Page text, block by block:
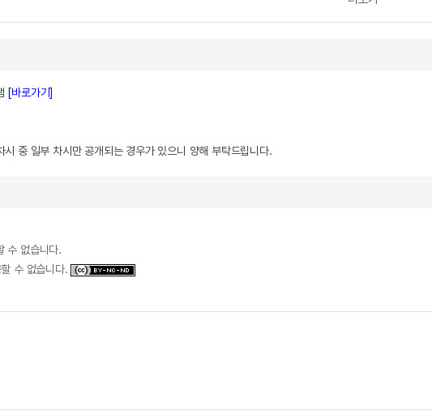
[바로가기]
중 일부 차시만 공개되는 경우가 있으니 양해 부탁드립니다.
수 없습니다.
수 없습니다.